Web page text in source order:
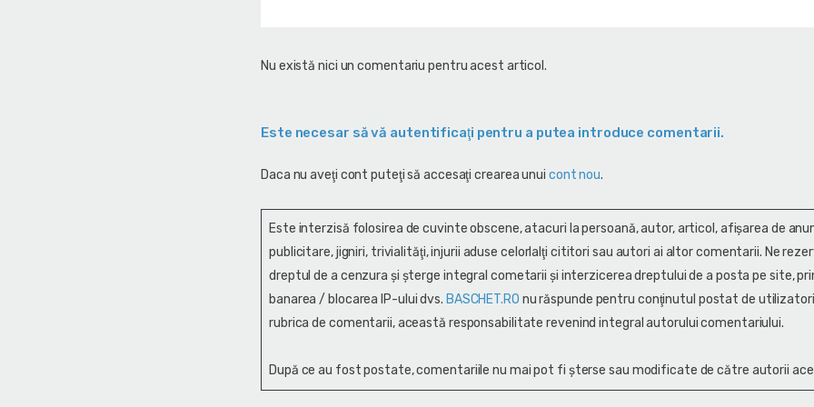
Nu există nici un comentariu pentru acest articol.
Este necesar să vă autentificaţi pentru a putea introduce comentarii.
Daca nu aveţi cont puteţi să accesaţi crearea unui cont nou.
Este interzisă folosirea de cuvinte obscene, atacuri la persoană, autor, articol, afişarea de
publicitare, jigniri, trivialităţi, injurii aduse celorlalţi cititori sau autori ai altor comentarii. Ne
dreptul de a cenzura și şterge integral cometarii și interzicerea dreptului de a posta pe site,
banarea / blocarea IP-ului dvs. BASCHET.RO nu răspunde pentru conţinutul postat de
rubrica de comentarii, această responsabilitate revenind integral autorului comentariului.
După ce au fost postate, comentariile nu mai pot fi șterse sau modificate de către autorii